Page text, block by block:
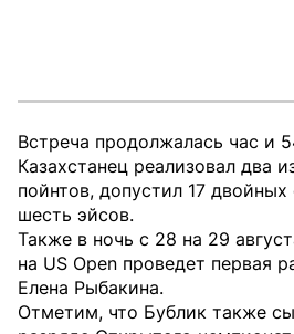
Встреча продолжалась час и
Казахстанец реализовал два
пойнтов, допустил 17
шесть эйсов.
Также в ночь с 28 на 29
на US Open проведет первая
Елена Рыбакина.
Отметим, что Бублик также